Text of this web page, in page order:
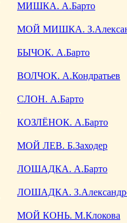
МИШКА. А.Барто
МОЙ МИШКА.
БЫЧОК. А.Барто
ВОЛЧОК. А.Кондратьев
СЛОН. А.Барто
КОЗЛЁНОК. А.Барто
МОЙ ЛЕВ. Б.Заходер
ЛОШАДКА. А.Барто
ЛОШАДКА.
МОЙ КОНЬ. М.Клокова